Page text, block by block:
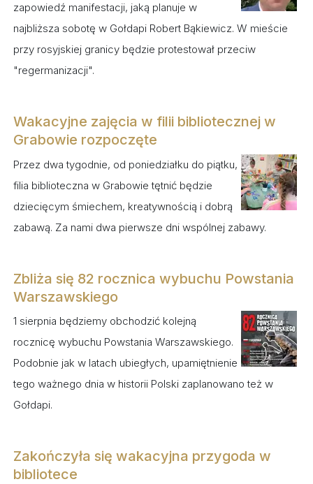
zapowiedź manifestacji, jaką planuje w
najbliższa sobotę w Gołdapi Robert Bąkiewicz. W mieście
przy rosyjskiej granicy będzie protestował przeciw
"regermanizacji".
Wakacyjne zajęcia w filii bibliotecznej w
Grabowie rozpoczęte
Przez dwa tygodnie, od poniedziałku do piątku,
filia biblioteczna w Grabowie tętnić będzie
dziecięcym śmiechem, kreatywnością i dobrą
zabawą. Za nami dwa pierwsze dni wspólnej zabawy.
Zbliża się 82 rocznica wybuchu Powstania
Warszawskiego
1 sierpnia będziemy obchodzić kolejną
rocznicę wybuchu Powstania Warszawskiego.
Podobnie jak w latach ubiegłych, upamiętnienie
tego ważnego dnia w historii Polski zaplanowano też w
Gołdapi.
Zakończyła się wakacyjna przygoda w
bibliotece